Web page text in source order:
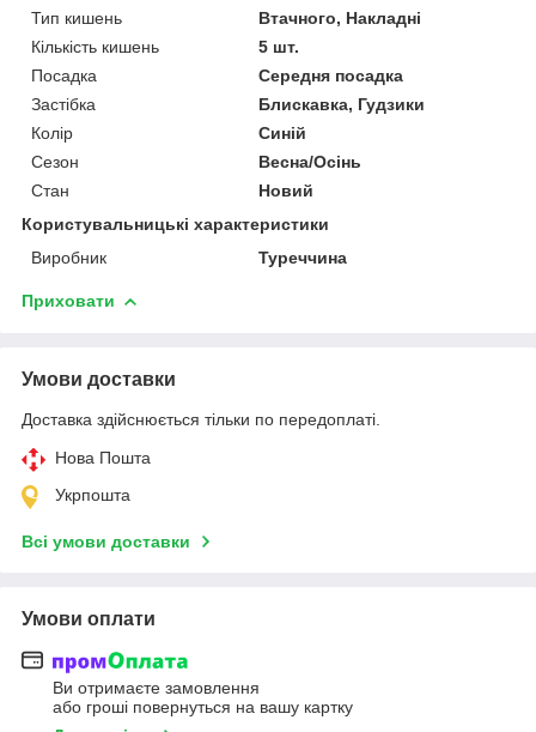
Тип кишень
Втачного, Накладні
Кількість кишень
5 шт.
Посадка
Середня посадка
Застібка
Блискавка, Гудзики
Колір
Синій
Сезон
Весна/Осінь
Стан
Новий
Користувальницькі характеристики
Виробник
Туреччина
Приховати
Умови доставки
Доставка здійснюється тільки по передоплаті.
Нова Пошта
Укрпошта
Всі умови доставки
Умови оплати
Ви отримаєте замовлення
або гроші повернуться на вашу картку